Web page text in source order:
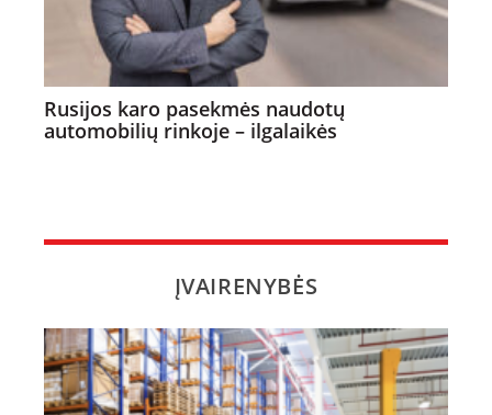
Rusijos karo pasekmės naudotų
automobilių rinkoje – ilgalaikės
ĮVAIRENYBĖS